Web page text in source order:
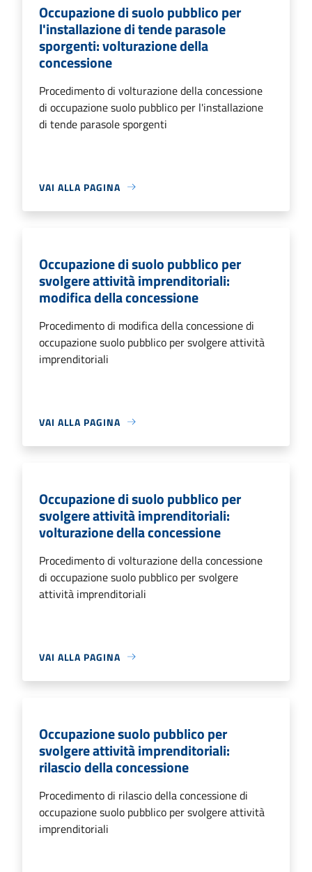
Occupazione di suolo pubblico per
l'installazione di tende parasole
sporgenti: volturazione della
concessione
Procedimento di volturazione della concessione
di occupazione suolo pubblico per l'installazione
di tende parasole sporgenti
VAI ALLA PAGINA
Occupazione di suolo pubblico per
svolgere attività imprenditoriali:
modifica della concessione
Procedimento di modifica della concessione di
occupazione suolo pubblico per svolgere attività
imprenditoriali
VAI ALLA PAGINA
Occupazione di suolo pubblico per
svolgere attività imprenditoriali:
volturazione della concessione
Procedimento di volturazione della concessione
di occupazione suolo pubblico per svolgere
attività imprenditoriali
VAI ALLA PAGINA
Occupazione suolo pubblico per
svolgere attività imprenditoriali:
rilascio della concessione
Procedimento di rilascio della concessione di
occupazione suolo pubblico per svolgere attività
imprenditoriali